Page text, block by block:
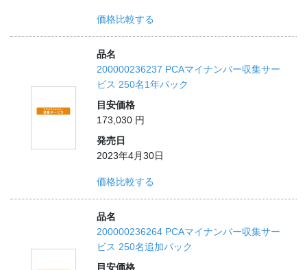
価格比較する
品名
200000236237 PCAマイナンバー収集サー
ビス 250名1年パック
目安価格
173,030 円
発売日
2023年4月30日
価格比較する
品名
200000236264 PCAマイナンバー収集サー
ビス 250名追加パック
目安価格